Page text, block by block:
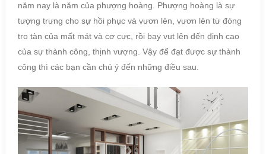
năm nay là năm của phượng hoàng. Phượng hoàng là sự
tượng trưng cho sự hồi phục và vươn lên, vươn lên từ đóng
tro tàn của mất mát và cơ cực, rồi bay vut lên đến định cao
của sự thành công, thịnh vượng. Vậy để đạt được sự thành
công thì các bạn cần chú ý đến những điều sau.